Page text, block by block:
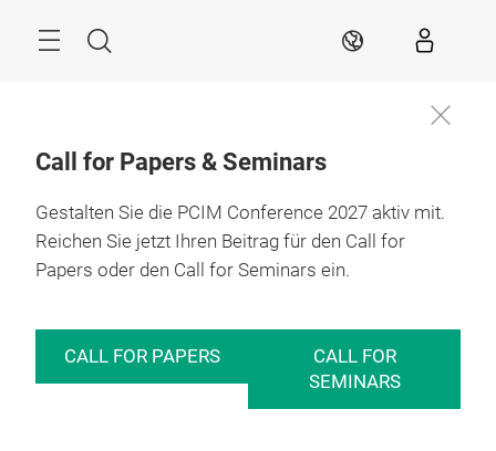
Suche DE
Call for Papers & Seminars
Gestalten Sie die PCIM Conference 2027 aktiv mit.
Reichen Sie jetzt Ihren Beitrag für den Call for
Papers oder den Call for Seminars ein.
CALL FOR PAPERS
CALL FOR
SEMINARS